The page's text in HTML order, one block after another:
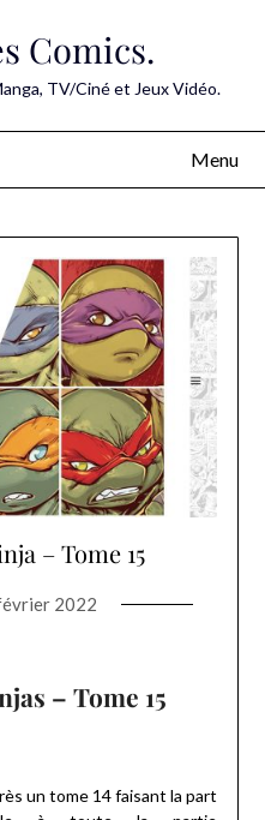
Comics.
TV/Ciné et Jeux Vidéo.
Menu
– Tome 15
2022
– Tome 15
un tome 14 faisant la part